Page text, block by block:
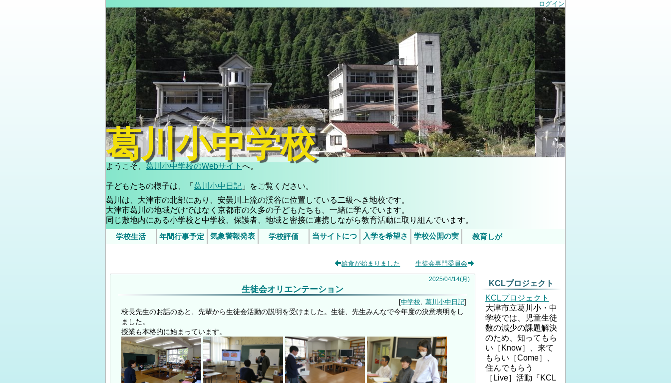
ログイン
葛川小中学校
ようこそ、 葛川小中学校のWebサイト へ。
子どもたちの様子は、「 葛川小中日記 」をご覧ください。
葛川は、大津市の北部にあり、安曇川上流の渓谷に位置している二級へき地校です。
大津市葛川の地域だけではなく京都市の久多の子どもたちも、一緒に学んでいます。
同じ敷地内にある小学校と中学校、保護者、地域と密接に連携しながら教育活動に取り組んでいます。
学校生活
年間行事予定
気象警報発表
学校評価
当サイトにつ
入学を希望さ
学校公開の実
（ご案内）
教育しが
給食が始まりました 生徒会専門委員会
2025/04/14(月)
生徒会オリエンテーション
中学校 葛川小中日記
校長先生のお話のあと、先輩から生徒会活動の説明を受けました。生徒、先生みんなで今年度の決意表明をし
ました。
授業も本格的に始まっています。
KCLプロジェクト
KCLプロジェクト
大津市立葛川小・中
学校では、児童生徒
数の減少の課題解決
のため、知ってもら
い［Know］、来て
もらい［Come］、
住んでもらう
［Live］活動『KCL